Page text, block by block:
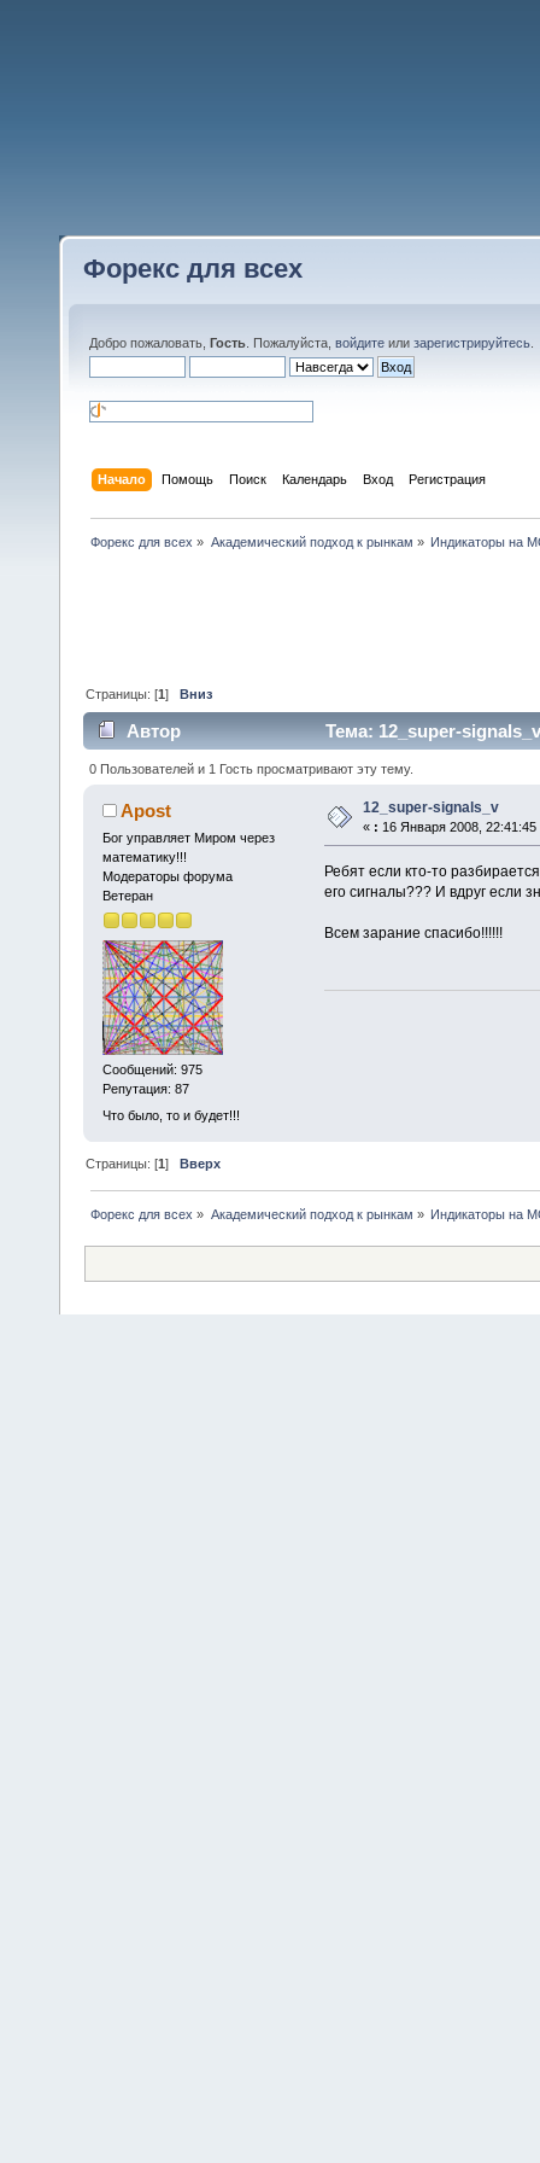
Форекс для всех
Добро пожаловать, Гость . Пожалуйста, войдите или зарегистрируйтесь
Начало Помощь Поиск Календарь Вход Регистрация
Форекс для всех » Академический подход к рынкам » Индикаторы на
Страницы: [1]Вниз
Автор Тема: 12_super-
0 Пользователей и 1 Гость просматривают эту тему.
Apost
Бог управляет Миром через
математику!!!
Модераторы форума
Ветеран
Сообщений: 975
Репутация: 87
Что было, то и будет!!!
12_super-signals_v
« : 16 Января 2008, 22:41:45
Ребят если кто-то
его сигналы??? И вдруг если
Всем зарание спасибо!!!!!!
Страницы: [1]Вверх
Форекс для всех » Академический подход к рынкам » Индикаторы на